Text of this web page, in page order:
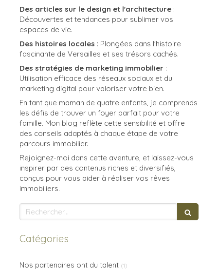
Des articles sur le design et l'architecture :
Découvertes et tendances pour sublimer vos
espaces de vie.
Des histoires locales : Plongées dans l'histoire
fascinante de Versailles et ses trésors cachés.
Des stratégies de marketing immobilier :
Utilisation efficace des réseaux sociaux et du
marketing digital pour valoriser votre bien.
En tant que maman de quatre enfants, je comprends
les défis de trouver un foyer parfait pour votre
famille. Mon blog reflète cette sensibilité et offre
des conseils adaptés à chaque étape de votre
parcours immobilier.
Rejoignez-moi dans cette aventure, et laissez-vous
inspirer par des contenus riches et diversifiés,
conçus pour vous aider à réaliser vos rêves
immobiliers.
Rechercher
Catégories
Nos partenaires ont du talent (1)